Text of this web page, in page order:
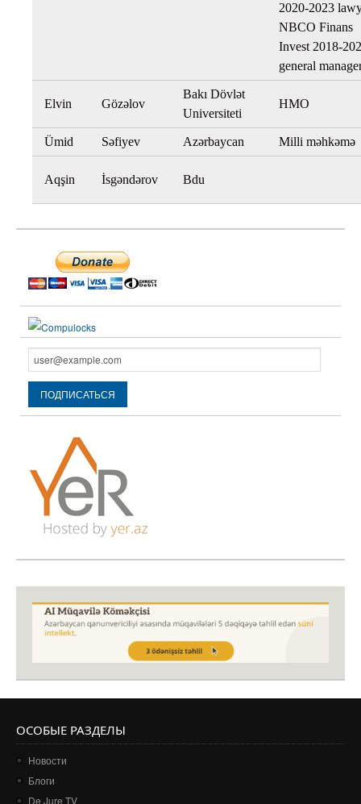
2020-2023
NBCO Finans
Invest 2018-
general
Elvin Gözəlov
Bakı Dövlət
Universiteti
HMO
Ümid Səfiyev Azərbaycan Milli məhkəmə
Aqşin İsgəndərov Bdu
ОСОБЫЕ РАЗДЕЛЫ
Новости
Блоги
De Jure TV